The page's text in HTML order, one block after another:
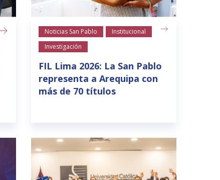
Noticias San Pablo
Institucional
Investigación
FIL Lima 2026: La San Pablo
representa a Arequipa con
más de 70 títulos